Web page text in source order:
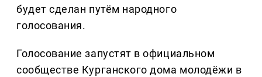
будет сделан путём народного
голосования.
Голосование запустят в официальном
сообществе Курганского дома молодёжи в